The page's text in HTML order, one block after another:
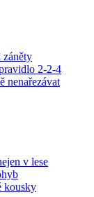
2-2-4
nenařezávat
v lese
kousky